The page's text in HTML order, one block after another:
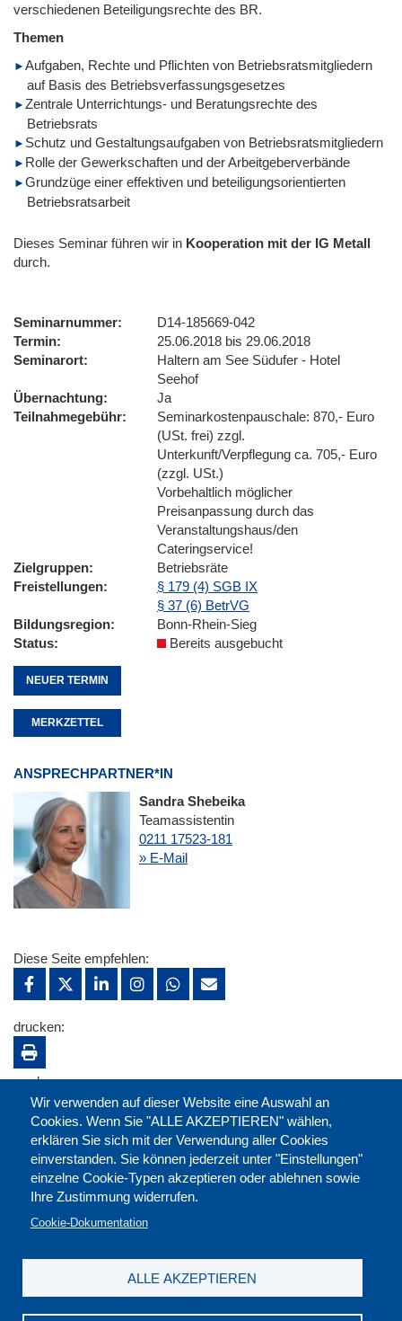
verschiedenen Beteiligungsrechte des BR.
Themen
Aufgaben, Rechte und Pflichten von Betriebsratsmitgliedern
auf Basis des Betriebsverfassungsgesetzes
Zentrale Unterrichtungs- und Beratungsrechte des
Betriebsrats
Schutz und Gestaltungsaufgaben von Betriebsratsmitgliedern
Rolle der Gewerkschaften und der Arbeitgeberverbände
Grundzüge einer effektiven und beteiligungsorientierten
Betriebsratsarbeit
Dieses Seminar führen wir in Kooperation mit der IG Metall
durch.
Seminarnummer
D14-185669-042
Termin
25.06.2018 bis 29.06.2018
Seminarort
Haltern am See Südufer - Hotel
Seehof
Übernachtung
Ja
Teilnahmegebühr
Seminarkostenpauschale: 870,- Euro
(USt. frei) zzgl.
Unterkunft/Verpflegung ca. 705,- Euro
(zzgl. USt.)
Vorbehaltlich möglicher
Preisanpassung durch das
Veranstaltungshaus/den
Cateringservice!
Zielgruppen
Betriebsräte
Freistellungen
§ 179 (4) SGB IX
§ 37 (6) BetrVG
Bildungsregion
Bonn-Rhein-Sieg
Status
Bereits ausgebucht
NEUER TERMIN
MERKZETTEL
ANSPRECHPARTNER*IN
Sandra Shebeika
Teamassistentin
0211 17523-181
» E-Mail
Wir verwenden auf dieser Website eine Auswahl an
Cookies. Wenn Sie "ALLE AKZEPTIEREN" wählen,
erklären Sie sich mit der Verwendung aller Cookies
einverstanden. Sie können jederzeit unter "Einstellungen"
einzelne Cookie-Typen akzeptieren oder ablehnen sowie
Ihre Zustimmung widerrufen.
Cookie-Dokumentation
ALLE AKZEPTIEREN
Diese Seite empfehlen:
drucken:
merken: